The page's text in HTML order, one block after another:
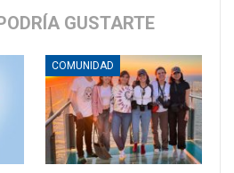
GUSTARTE
COMUNIDAD